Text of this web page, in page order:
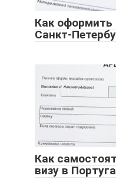
Как оформить
Санкт-
Как
визу в